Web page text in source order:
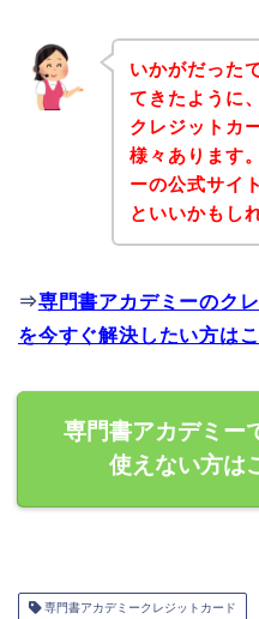
いかがだった
てきたように
クレジットカ
様々あります
ーの公式サイ
といいかもし
⇒専門書アカデミーのク
を今すぐ解決したい方は
専門書アカデミー
使えない方は
専門書アカデミークレジットカード